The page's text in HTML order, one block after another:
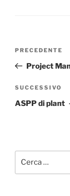
PRECEDENTE
Project
SUCCESSIVO
ASPP di plant